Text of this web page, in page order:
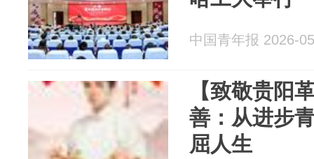
中国青年报 2026-
【致敬贵阳
善：从进步
屈人生